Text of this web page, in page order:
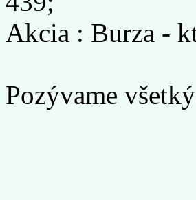
Akcia : Burza -
Pozývame